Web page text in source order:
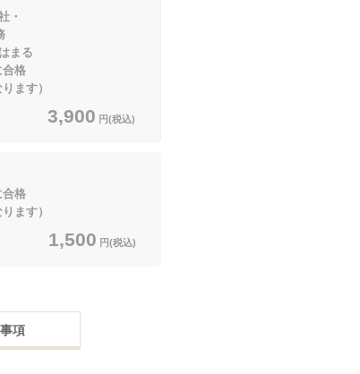
・
る
格
す）
3,900 円(税込)
格
す）
1,500 円(税込)
項